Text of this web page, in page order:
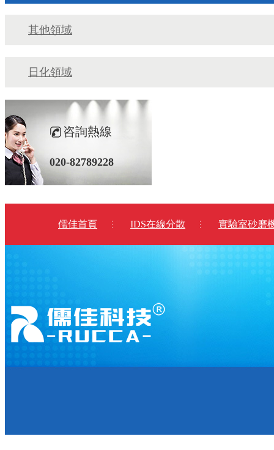
其他領域
日化領域
咨詢熱線
020-82789228
儒佳首頁 IDS在線分散 實驗室砂磨